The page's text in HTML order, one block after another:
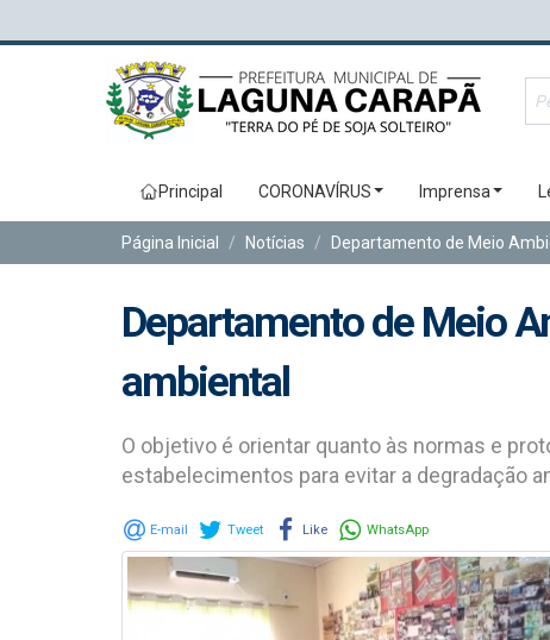
Principal CORONAVÍRUS Imprensa
Página Inicial Notícias Departamento de Meio
Departamento de Meio
ambiental
O objetivo é orientar quanto às normas e
estabelecimentos para evitar a degradação
E-mail Tweet Like WhatsApp